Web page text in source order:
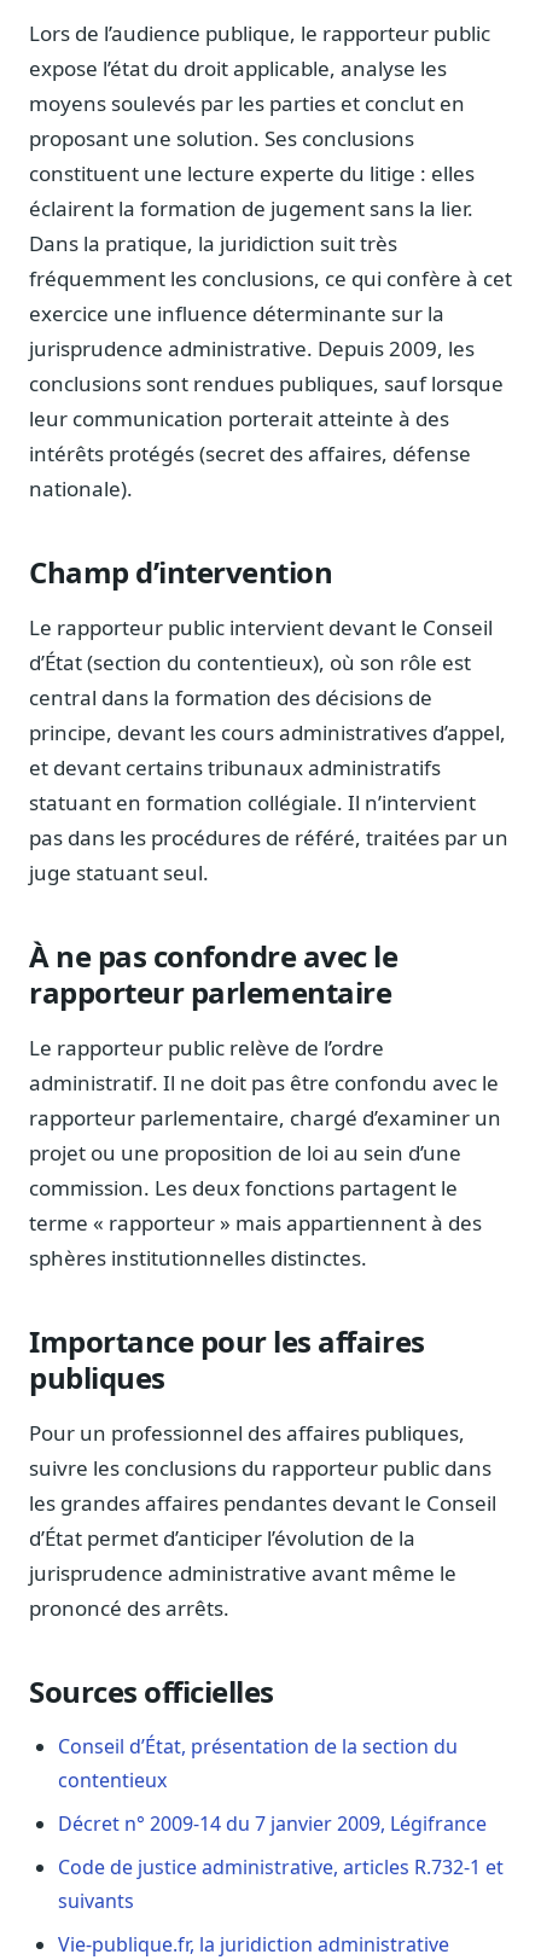
Cas d'usage concrets
Six cas pour gagner du temps
Conseil (Advisory)
Consultants seniors, plateforme Legiwatch incluse
Guides pratiques
17 guides sur le Parlement, la procédure, le plaidoyer
Blog & Podcast Hémicycle
Lexique parlementaire
Glossaire affaires publiques
23 flux indexés
Nouveautés produit
Ils utilisent Legiwatch
Public Sénat, ONG, cabinets
Qui sommes-nous
Méthode, valeurs et équipe
Charte IA
Fiabilité, souveraineté, sobriété
Presse
Kit média, contacts
Lors de l’audience publique, le rapporteur public
expose l’état du droit applicable, analyse les
moyens soulevés par les parties et conclut en
proposant une solution. Ses conclusions
constituent une lecture experte du litige : elles
éclairent la formation de jugement sans la lier.
Dans la pratique, la juridiction suit très
fréquemment les conclusions, ce qui confère à cet
exercice une influence déterminante sur la
jurisprudence administrative. Depuis 2009, les
conclusions sont rendues publiques, sauf lorsque
leur communication porterait atteinte à des
intérêts protégés (secret des affaires, défense
nationale).
Champ d’intervention
Le rapporteur public intervient devant le Conseil
d’État (section du contentieux), où son rôle est
central dans la formation des décisions de
principe, devant les cours administratives d’appel,
et devant certains tribunaux administratifs
statuant en formation collégiale. Il n’intervient
pas dans les procédures de référé, traitées par un
juge statuant seul.
À ne pas confondre avec le
rapporteur parlementaire
Le rapporteur public relève de l’ordre
administratif. Il ne doit pas être confondu avec le
rapporteur parlementaire, chargé d’examiner un
projet ou une proposition de loi au sein d’une
commission. Les deux fonctions partagent le
terme « rapporteur » mais appartiennent à des
sphères institutionnelles distinctes.
Importance pour les affaires
publiques
Pour un professionnel des affaires publiques,
suivre les conclusions du rapporteur public dans
les grandes affaires pendantes devant le Conseil
d’État permet d’anticiper l’évolution de la
jurisprudence administrative avant même le
prononcé des arrêts.
Sources officielles
Conseil d’État, présentation de la section du
contentieux
Décret n° 2009-14 du 7 janvier 2009, Légifrance
Code de justice administrative, articles R.732-1 et
suivants
Vie-publique.fr, la juridiction administrative